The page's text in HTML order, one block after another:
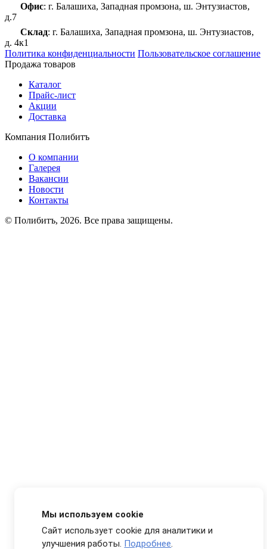
Офис: г. Балашиха, Западная промзона, ш. Энтузиастов,
д.7
Склад: г. Балашиха, Западная промзона, ш. Энтузиастов,
д. 4к1
Политика конфиденциальности Пользовательское соглашение
Продажа товаров
Каталог
Прайс-лист
Акции
Доставка
Компания Полибитъ
О компании
Галерея
Вакансии
Новости
Контакты
© Полибитъ, 2026. Все права защищены.
Мы используем cookie
Сайт использует cookie для аналитики и
улучшения работы. Подробнее.